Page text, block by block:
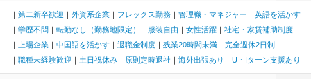
第二新卒歓迎 外資系企業 フレックス勤務 管理職・マネジャー
英語を活かす
学歴不問
転勤なし（勤務地限定） 服装自由 女性活躍
社宅・家賃補助制度
上場企業
中国語を活かす 退職金制度 残業20時間未満
完全週休2日制
職種未経験歓迎
土日祝休み 原則定時退社 海外出張あり U・Iターン支援あり